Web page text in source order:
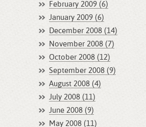
February 2009 (6)
January 2009 (6)
December 2008 (14)
November 2008 (7)
October 2008 (12)
September 2008 (9)
August 2008 (4)
July 2008 (11)
June 2008 (9)
May 2008 (11)